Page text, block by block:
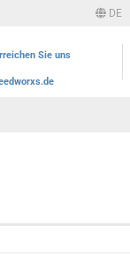
DE
Sie uns